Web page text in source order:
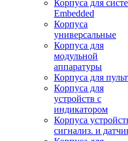
Корпуса для
Embedded
Корпуса
универсальные
Корпуса для
модульной
аппаратуры
Корпуса для
Корпуса для
устройств с
индикатором
Корпуса
сигнализ. и